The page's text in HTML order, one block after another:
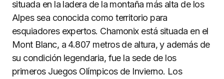
situada en la ladera de la montaña más alta de los
Alpes sea conocida como territorio para
esquiadores expertos. Chamonix está situada en el
Mont Blanc, a 4.807 metros de altura, y además de
su condición legendaria, fue la sede de los
primeros Juegos Olímpicos de Invierno. Los